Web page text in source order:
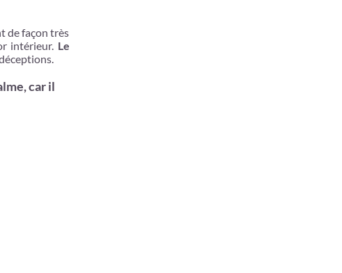
de façon très
intérieur. Le
car il